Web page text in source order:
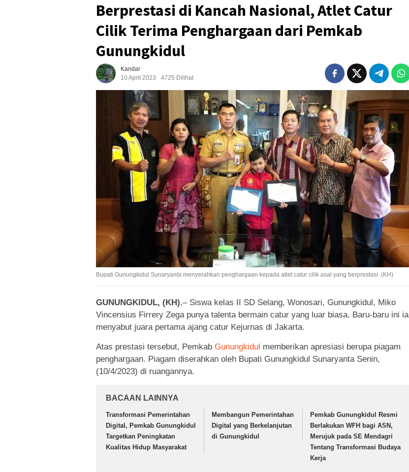
Berprestasi di Kancah Nasional, Atlet Catur
Cilik Terima Penghargaan dari Pemkab
Gunungkidul
Kandar
10 April 2023
4725 Dilihat
Bupati Gunungkidul Sunaryanta menyerahkan penghargaan kepada atlet catur cilik asal yang berprestasi. (KH)
GUNUNGKIDUL, (KH),– Siswa kelas II SD Selang, Wonosari, Gunungkidul, Miko
Vincensius Firrery Zega punya talenta bermain catur yang luar biasa. Baru-baru ini ia
menyabut juara pertama ajang catur Kejurnas di Jakarta.
Atas prestasi tersebut, Pemkab Gunungkidul memberikan apresiasi berupa piagam
penghargaan. Piagam diserahkan oleh Bupati Gunungkidul Sunaryanta Senin,
(10/4/2023) di ruangannya.
BACAAN LAINNYA
Transformasi Pemerintahan
Digital, Pemkab Gunungkidul
Targetkan Peningkatan
Kualitas Hidup Masyarakat
Membangun Pemerintahan
Digital yang Berkelanjutan
di Gunungkidul
Pemkab Gunungkidul Resmi
Berlakukan WFH bagi ASN,
Merujuk pada SE Mendagri
Tentang Transformasi Budaya
Kerja